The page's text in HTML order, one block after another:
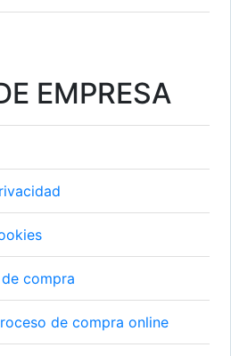
EMPRESA
compra
de compra online